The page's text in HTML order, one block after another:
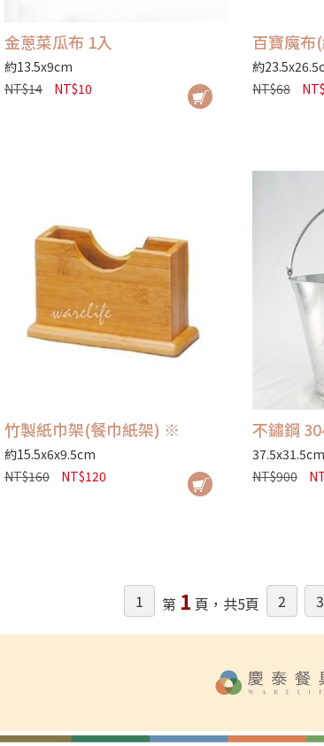
金蔥菜瓜布 1入
約13.5x9cm
NT$14
NT$10
百寶魔布
約
NT$68
竹製紙巾架(餐巾紙架) ※
約15.5x6x9.5cm
NT$160
NT$120
不鏽鋼
37.5x31.5cm
NT$900
1 第 1 頁，共5頁 2 3